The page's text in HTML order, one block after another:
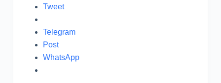
Tweet
Telegram
Post
WhatsApp